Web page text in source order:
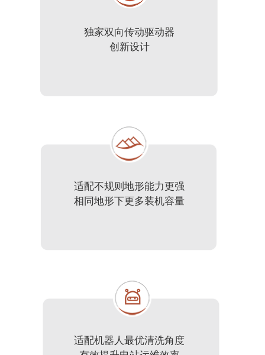
独家双向传动驱动器
创新设计
适配不规则地形能力更强
相同地形下更多装机容量
适配机器人最优清洗角度